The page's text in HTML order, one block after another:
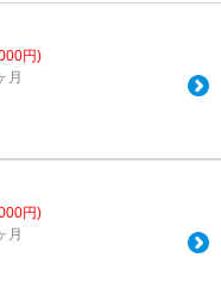
円)
月
円)
月